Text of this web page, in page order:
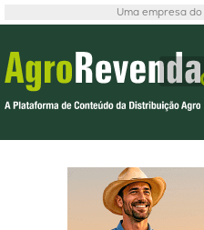
Uma empresa do